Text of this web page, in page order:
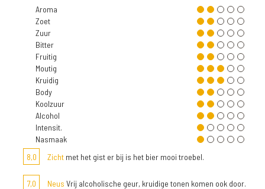
Aroma
Zoet
Zuur
Bitter
Fruitig
Moutig
Kruidig
Body
Koolzuur
Alcohol
Intensit.
Nasmaak
8,0
Zicht met het gist er bij is het bier mooi troebel.
7,0 Neus Vrij alcoholische geur, kruidige tonen komen ook door.